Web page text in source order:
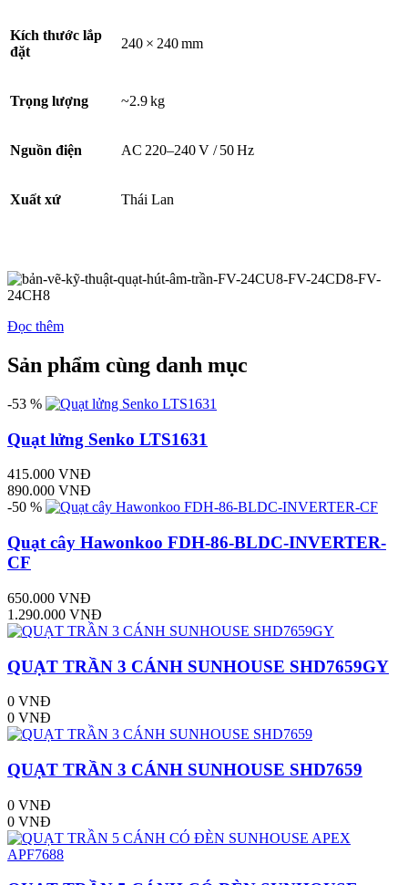
Kích thước lắp
đặt
240 × 240 mm
Trọng lượng ~2.9 kg
Nguồn điện AC 220–240 V / 50 Hz
Xuất xứ Thái Lan
Đọc thêm
Sản phẩm cùng danh mục
-53 %
Quạt lửng Senko LTS1631
415.000 VNĐ
890.000 VNĐ
-50 %
Quạt cây Hawonkoo FDH-86-BLDC-INVERTER-
CF
650.000 VNĐ
1.290.000 VNĐ
QUẠT TRẦN 3 CÁNH SUNHOUSE SHD7659GY
0 VNĐ
0 VNĐ
QUẠT TRẦN 3 CÁNH SUNHOUSE SHD7659
0 VNĐ
0 VNĐ